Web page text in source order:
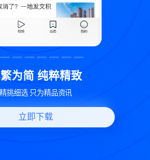
世界变化 热问一下
好问题好回答 多元视角看问题
立即下载